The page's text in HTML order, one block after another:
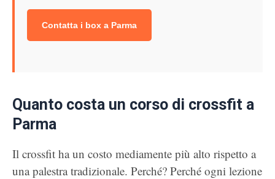
Contatta i box a Parma
Quanto costa un corso di crossfit a
Parma
Il crossfit ha un costo mediamente più alto rispetto a
una palestra tradizionale. Perché? Perché ogni lezione